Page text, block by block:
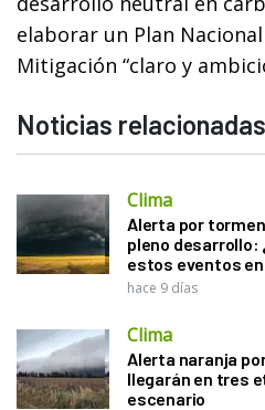
elaborar un Plan
Mitigación “claro y
Noticias relacionadas
Clima
Alerta por
pleno desarrollo:
estos eventos
hace 9 días
Clima
Alerta naranja
llegarán en tres
escenario